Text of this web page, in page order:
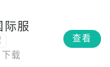
服
战争
下载
查看